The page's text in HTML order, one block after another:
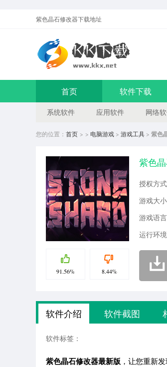
紫色晶石修改器下载地址
首页 软件下载
系统软件 应用软件 网络
您的位置： 首页 > > 电脑游戏 > 游戏工具 > 紫色
91.56% 8.44%
紫色
授权方
游戏大
游戏语
运行环
软件介绍 软件截图
软件标签：
紫色晶石修改器最新版 ，让您重新